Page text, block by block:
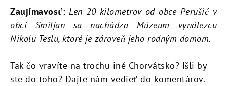
Zaujímavosť: Len 20 kilometrov od obce Perušić v
obci Smiljan sa nachádza Múzeum vynálezcu
Nikolu Teslu, ktoré je zároveň jeho rodným domom.
Tak čo vravíte na trochu iné Chorvátsko? Išli by
ste do toho? Dajte nám vedieť do komentárov.